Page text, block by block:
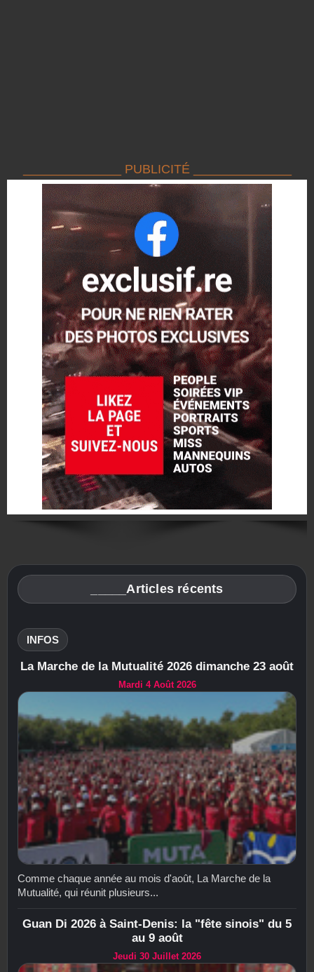
______________ PUBLICITÉ ______________
_____Articles récents
INFOS
La Marche de la Mutualité 2026 dimanche 23 août
Mardi 4 Août 2026
Comme chaque année au mois d'août, La Marche de la
Mutualité, qui réunit plusieurs...
Guan Di 2026 à Saint-Denis: la "fête sinois" du 5
au 9 août
Jeudi 30 Juillet 2026